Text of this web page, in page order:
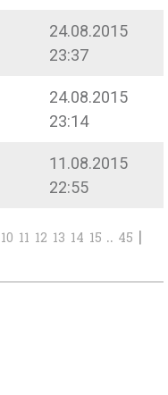
24.08.2015
23:37
24.08.2015
23:14
11.08.2015
22:55
10 11 12 13 14 15 .. 45 |